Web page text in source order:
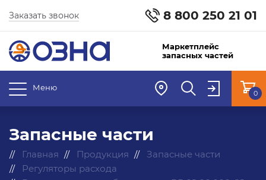
8 800 250 21 01
Заказать звонок
Маркетплейс
запасных частей
Меню
0
Запасные части
Главная Продукция
Запасные части
Регуляторы расхода